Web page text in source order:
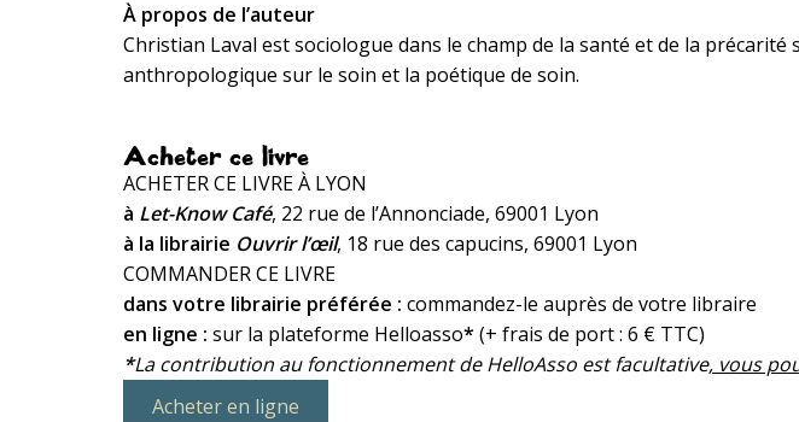
À propos de l’auteur
Christian Laval est sociologue dans le champ de la santé et de la
anthropologique sur le soin et la poétique de soin.
Acheter ce livre
ACHETER CE LIVRE À LYON
à Let-Know Café, 22 rue de l’Annonciade, 69001 Lyon
à la librairie Ouvrir l’œil, 18 rue des capucins, 69001 Lyon
COMMANDER CE LIVRE
dans votre librairie préférée : commandez-le auprès de votre libraire
en ligne : sur la plateforme Helloasso* (+ frais de port : 6 € TTC)
*La contribution au fonctionnement de HelloAsso est facultative, vous
Acheter en ligne